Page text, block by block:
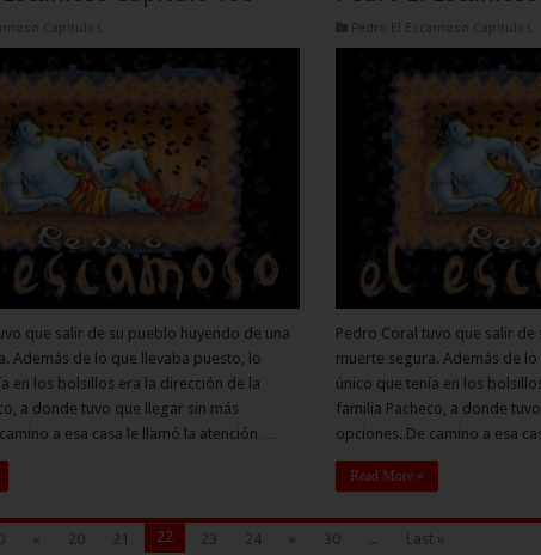
Capitulos
que salir de su pueblo huyendo de una
Además de lo que llevaba puesto, lo
en los bolsillos era la dirección de la
a donde tuvo que llegar sin más
a esa casa le llamó la atención …
Pedro El Escamoso Capitulos
Pedro Coral tuvo que salir
muerte segura. Además de
único que tenía en los
familia Pacheco, a donde
opciones. De camino a esa
Read More »
« 20 21 22 23 24 » 30 ... Last »